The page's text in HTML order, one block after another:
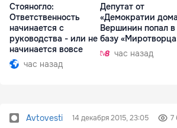
Стояногло:
Ответственность
начинается с
руководства - или не
начинается вовсе
час назад
Депутат от
«Демократии
Вершинин попал в
базу
час назад
Avtovesti 14 декабря 2015, 23:05 7